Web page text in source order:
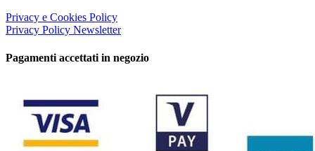
Privacy e Cookies Policy
Privacy Policy Newsletter
Pagamenti accettati in negozio